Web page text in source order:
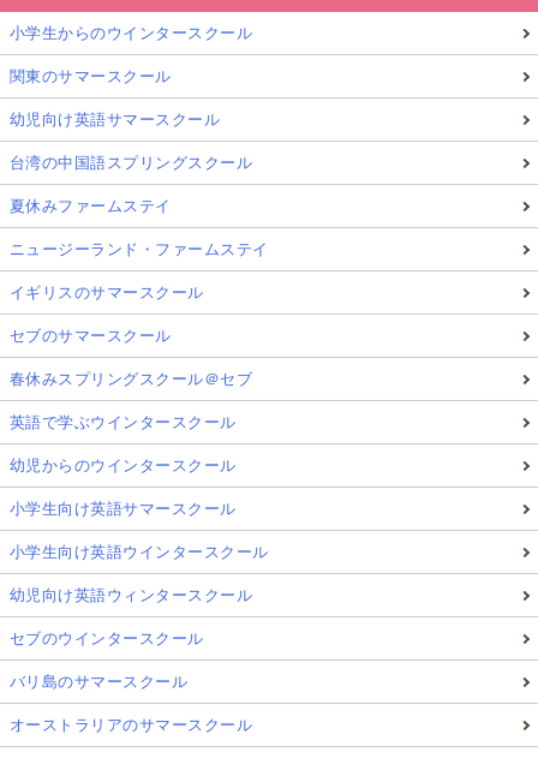
小学生からのウインタースクール
関東のサマースクール
幼児向け英語サマースクール
台湾の中国語スプリングスクール
夏休みファームステイ
ニュージーランド・ファームステイ
イギリスのサマースクール
セブのサマースクール
春休みスプリングスクール＠セブ
英語で学ぶウインタースクール
幼児からのウインタースクール
小学生向け英語サマースクール
小学生向け英語ウインタースクール
幼児向け英語ウィンタースクール
セブのウインタースクール
バリ島のサマースクール
オーストラリアのサマースクール